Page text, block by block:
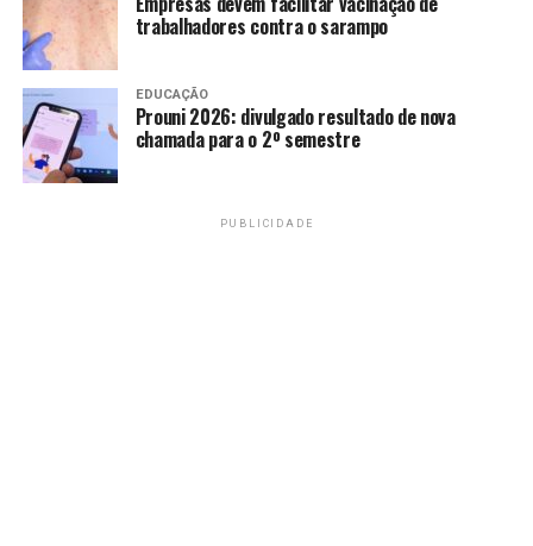
trabalhadores contra o sarampo
EDUCAÇÃO
Prouni 2026: divulgado resultado de nova
chamada para o 2º semestre
PUBLICIDADE